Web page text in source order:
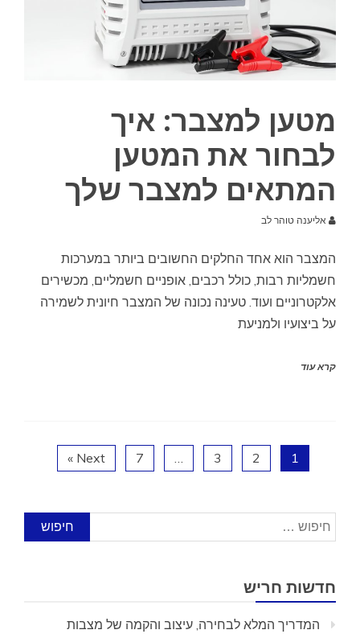
מטען למצבר: איך
לבחור את המטען
המתאים למצבר שלך
אליענה טוהר לב
המצבר הוא אחד החלקים החשובים ביותר במערכות
חשמליות רבות, כולל רכבים, אופניים חשמליים, מכשירים
אלקטרוניים ועוד. טעינה נכונה של המצבר חיונית לשמירה
על ביצועיו ולמניעת
קרא עוד
1
2
3
7
Next »
חיפוש:
חדשות חריש
המדריך המלא לבחירה, עיצוב והקמה של מצבות